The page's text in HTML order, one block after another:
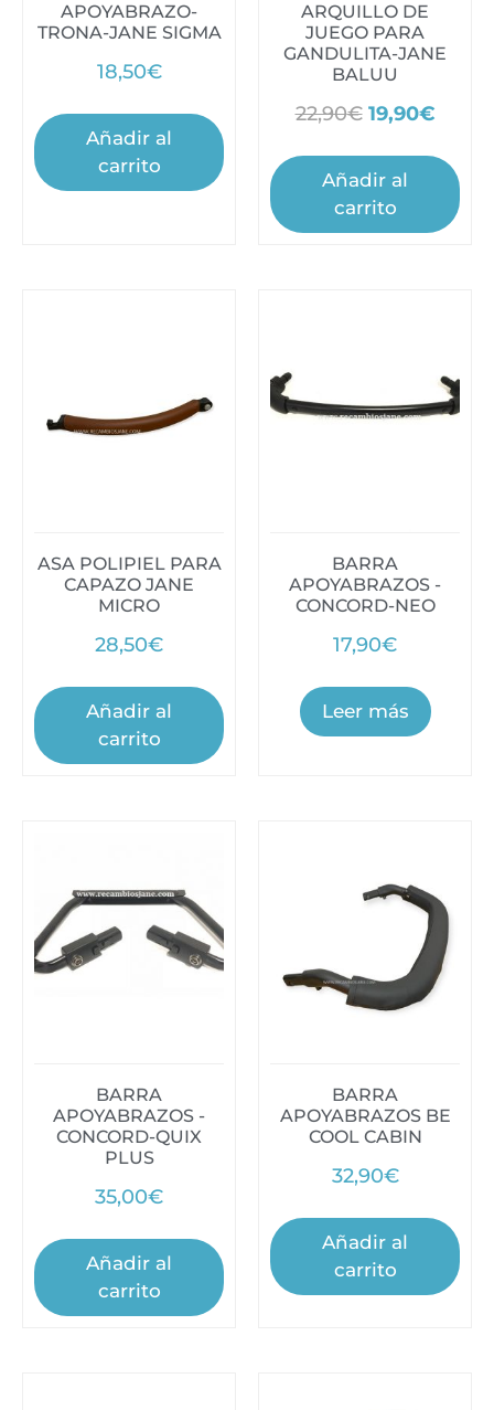
APOYABRAZO-
TRONA-JANE SIGMA
18,50€
Añadir al
carrito
ARQUILLO DE
JUEGO PARA
GANDULITA-JANE
BALUU
22,90€ 19,90€
Añadir al
carrito
ASA POLIPIEL PARA
CAPAZO JANE
MICRO
28,50€
Añadir al
carrito
BARRA
APOYABRAZOS -
CONCORD-NEO
17,90€
Leer más
BARRA
APOYABRAZOS -
CONCORD-QUIX
PLUS
35,00€
Añadir al
carrito
BARRA
APOYABRAZOS BE
COOL CABIN
32,90€
Añadir al
carrito